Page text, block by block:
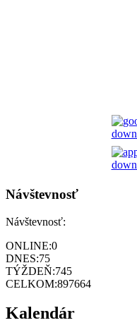
Návštevnosť
Návštevnosť:
ONLINE:0
DNES:75
TÝŽDEŇ:745
CELKOM:897664
Kalendár